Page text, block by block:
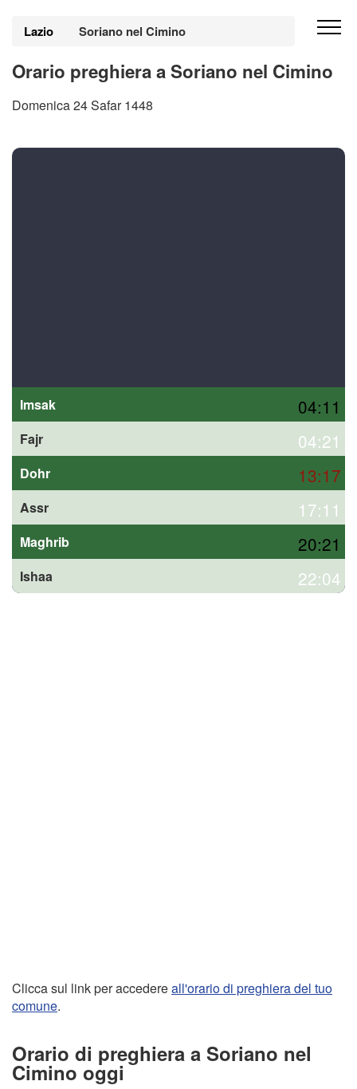
Lazio Soriano nel Cimino
Orario preghiera a Soriano nel Cimino
Domenica 24 Safar 1448
Imsak 04:11
Fajr 04:21
Dohr 13:17
Assr 17:11
Maghrib 20:21
Ishaa 22:04
Clicca sul link per accedereall'orario di preghiera del tuo
comune.
Orario di preghiera a Soriano nel
Cimino oggi